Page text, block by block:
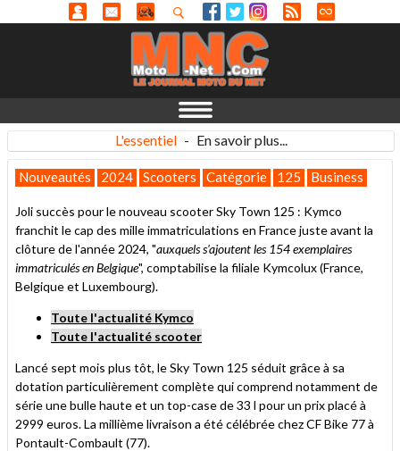
L'essentiel - En savoir plus...
Nouveautés 2024 Scooters Catégorie 125 Business
Joli succès pour le nouveau scooter Sky Town 125 : Kymco
franchit le cap des mille immatriculations en France juste avant la
clôture de l'année 2024, "auxquels s'ajoutent les 154 exemplaires
immatriculés en Belgique", comptabilise la filiale Kymcolux (France,
Belgique et Luxembourg).
Toute l'actualité Kymco
Toute l'actualité scooter
Lancé sept mois plus tôt, le Sky Town 125 séduit grâce à sa
dotation particulièrement complète qui comprend notamment de
série une bulle haute et un top-case de 33 l pour un prix placé à
2999 euros. La millième livraison a été célébrée chez CF Bike 77 à
Pontault-Combault (77).